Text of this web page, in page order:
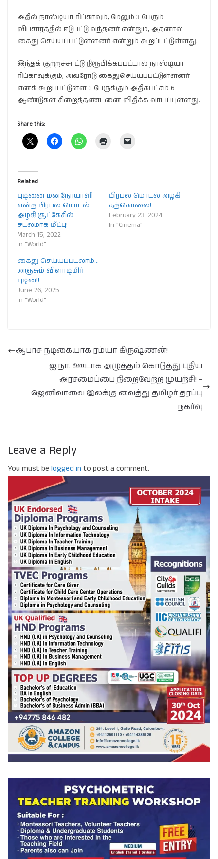
அதில் நாஸ்டியா ரிப்காவும், மேலும் 3 பேரும்
விபசாரத்தில் ஈடுபட்டு வந்தனர் என்றும், அதனால்
கைது செய்யப்பட்டுள்ளனர் என்றும் கூறப்பட்டுள்ளது.
இந்தக் குற்றச்சாட்டு நிரூபிக்கப்பட்டால் நாஸ்டியா
ரிப்காவுக்கும், அவரோடு கைதுசெய்யப்பட்டுள்ளனர்
எனக் கூறப்பட்டுள்ள 3 பேருக்கும் அதிகபட்சம் 6
ஆண்டுகள் சிறைத்தண்டனை விதிக்க வாய்ப்புள்ளது.
Share this:
Related
புடினை மனநோயாளி
என்ற பிரபல மொடல்
அழகி சூட்கேசில்
சடலமாக மீட்பு!
March 15, 2022
In "World"
பிரபல மொடல் அழகி
தற்கொலை!
February 23, 2024
In "Cinema"
கைது செய்யப்படலாம்…
அஞ்சும் விளாடிமிர்
புடின்!!
June 26, 2025
In "World"
ஆபாச நடிகையாக ரம்யா கிருஷ்ணன்!
ஐ.நா. ஊடாக அழுத்தம் கொடுத்து புதிய
அரசமைப்பை நிறைவேற்ற முயற்சி! –
ஜெனிவாவை இலக்கு வைத்து தமிழர் தரப்பு
நகர்வு
Leave a Reply
You must be logged in to post a comment.